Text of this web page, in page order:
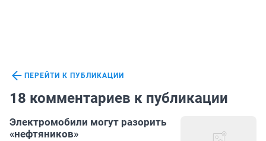
ПЕРЕЙТИ К ПУБЛИКАЦИИ
18 комментариев к публикации
Электромобили могут разорить
«нефтяников»